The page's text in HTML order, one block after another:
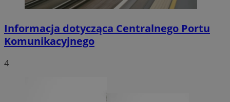
Informacja dotycząca Centralnego Portu
Komunikacyjnego
4